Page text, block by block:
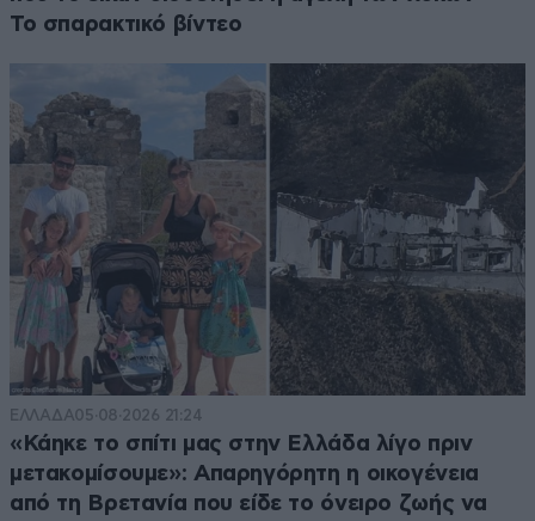
Το σπαρακτικό βίντεο
ΕΛΛΑΔΑ05·08·2026 21:24
«Κάηκε το σπίτι μας στην Ελλάδα λίγο πριν
μετακομίσουμε»: Απαρηγόρητη η οικογένεια
από τη Βρετανία που είδε το όνειρο ζωής να